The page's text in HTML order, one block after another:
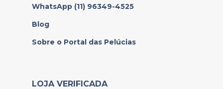
WhatsApp (11) 96349-4525
Blog
Sobre o Portal das Pelúcias
LOJA VERIFICADA